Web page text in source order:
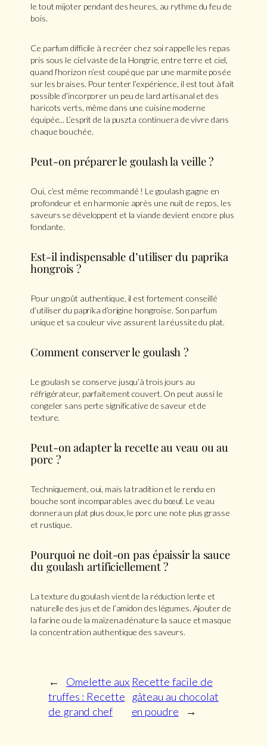
le tout mijoter pendant des heures, au rythme du feu de
bois.
Ce parfum difficile à recréer chez soi rappelle les repas
pris sous le ciel vaste de la Hongrie, entre terre et ciel,
quand l’horizon n’est coupé que par une marmite posée
sur les braises. Pour tenter l’expérience, il est tout à fait
possible d’incorporer un peu de lard artisanal et des
haricots verts, même dans une cuisine moderne
équipée... L’esprit de la puszta continuera de vivre dans
chaque bouchée.
Peut-on préparer le goulash la veille ?
Oui, c’est même recommandé ! Le goulash gagne en
profondeur et en harmonie après une nuit de repos, les
saveurs se développent et la viande devient encore plus
fondante.
Est-il indispensable d’utiliser du paprika
hongrois ?
Pour un goût authentique, il est fortement conseillé
d’utiliser du paprika d’origine hongroise. Son parfum
unique et sa couleur vive assurent la réussite du plat.
Comment conserver le goulash ?
Le goulash se conserve jusqu’à trois jours au
réfrigérateur, parfaitement couvert. On peut aussi le
congeler sans perte significative de saveur et de
texture.
Peut-on adapter la recette au veau ou au
porc ?
Techniquement, oui, mais la tradition et le rendu en
bouche sont incomparables avec du bœuf. Le veau
donnera un plat plus doux, le porc une note plus grasse
et rustique.
Pourquoi ne doit-on pas épaissir la sauce
du goulash artificiellement ?
La texture du goulash vient de la réduction lente et
naturelle des jus et de l’amidon des légumes. Ajouter de
la farine ou de la maïzena dénature la sauce et masque
la concentration authentique des saveurs.
←
Omelette aux
truffes : Recette
de grand chef
Recette facile de
gâteau au chocolat
en poudre
→